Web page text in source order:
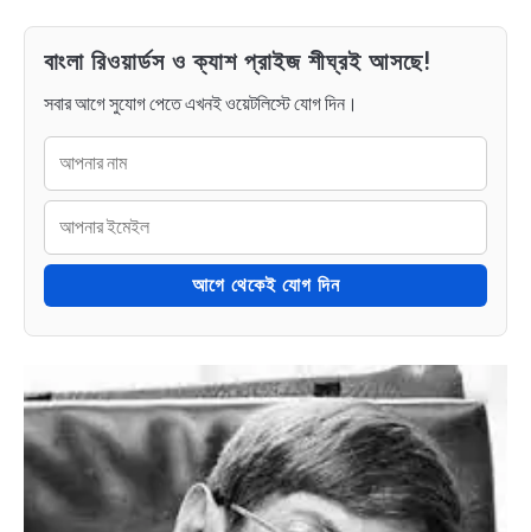
বাংলা রিওয়ার্ডস ও ক্যাশ প্রাইজ শীঘ্রই আসছে!
সবার আগে সুযোগ পেতে এখনই ওয়েটলিস্টে যোগ দিন।
আগে থেকেই যোগ দিন